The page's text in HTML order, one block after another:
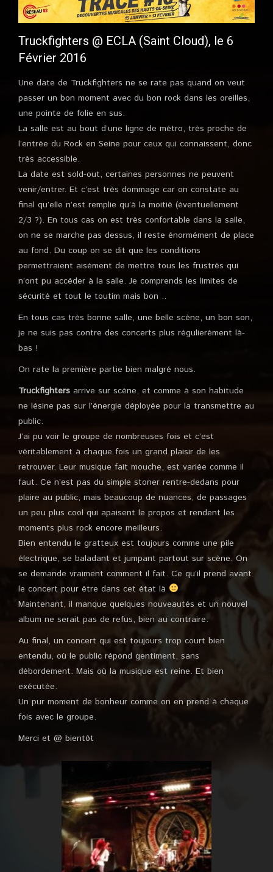
Truckfighters @ ECLA (Saint Cloud), le 6
Février 2016
Une date de Truckfighters ne se rate pas quand on veut
passer un bon moment avec du bon rock dans les oreilles,
une pointe de folie en sus.
La salle est au bout d’une ligne de métro, très proche de
l’entrée du Rock en Seine pour ceux qui connaissent, donc
très accessible.
La date est sold-out, certaines personnes ne peuvent
venir/entrer. Et c’est très dommage car on constate au
final qu’elle n’est remplie qu’à la moitié (éventuellement
2/3 ?). En tous cas on est très confortable dans la salle,
on ne se marche pas dessus, il reste énormément de place
au fond. Du coup on se dit que les conditions
permettraient aisément de mettre tous les frustrés qui
n’ont pu accéder à la salle. Je comprends les limites de
sécurité et tout le toutim mais bon ..
En tous cas très bonne salle, une belle scène, un bon son,
je ne suis pas contre des concerts plus régulierèment là-
bas !
On rate la première partie bien malgré nous.
Truckfighters arrive sur scène, et comme à son habitude
ne lésine pas sur l’énergie déployée pour la transmettre au
public.
J’ai pu voir le groupe de nombreuses fois et c’est
véritablement à chaque fois un grand plaisir de les
retrouver. Leur musique fait mouche, est variée comme il
faut. Ce n’est pas du simple stoner rentre-dedans pour
plaire au public, mais beaucoup de nuances, de passages
un peu plus cool qui apaisent le propos et rendent les
moments plus rock encore meilleurs.
Bien entendu le gratteux est toujours comme une pile
électrique, se baladant et jumpant partout sur scène. On
se demande vraiment comment il fait. Ce qu’il prend avant
le concert pour être dans cet état là
Maintenant, il manque quelques nouveautés et un nouvel
album ne serait pas de refus, bien au contraire.
Au final, un concert qui est toujours trop court bien
entendu, où le public répond gentiment, sans
débordement. Mais où la musique est reine. Et bien
exécutée.
Un pur moment de bonheur comme on en prend à chaque
fois avec le groupe.
Merci et @ bientôt